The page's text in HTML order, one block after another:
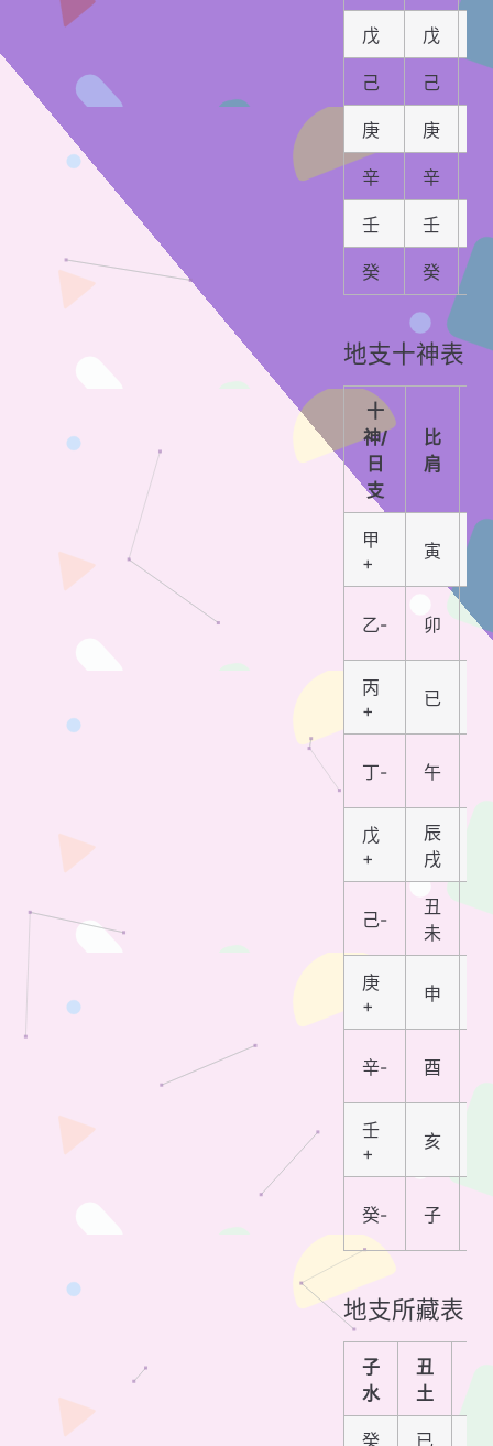
戊 戊
己 己
庚 庚
辛 辛
壬 壬
癸 癸
地支十神表
十
神/
日
支
比
肩
甲
+
寅
乙- 卯
丙
+
已
丁- 午
戊
+
辰
戌
己-
丑
未
庚
+
申
辛- 酉
壬
+
亥
癸- 子
地支所藏表
子
水
丑
土
癸 已